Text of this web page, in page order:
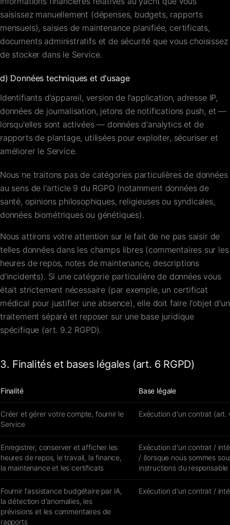
saisissez manuellement (dépenses, budgets, rapports
mensuels), saisies de maintenance planifiée, certificats,
documents administratifs et de sécurité que vous choisissez
de stocker dans le Service.
d) Données techniques et d'usage
Identifiants d'appareil, version de l'application, adresse IP,
données de journalisation, jetons de notifications push, et —
lorsqu'elles sont activées — données d'analytics et de
rapports de plantage, utilisées pour exploiter, sécuriser et
améliorer le Service.
Nous ne traitons pas de catégories particulières de données
au sens de l'article 9 du RGPD (notamment données de
santé, opinions philosophiques, religieuses ou syndicales,
données biométriques ou génétiques).
Nous attirons votre attention sur le fait de ne pas saisir de
telles données dans les champs libres (commentaires sur les
heures de repos, notes de maintenance, descriptions
d'incidents). Si une catégorie particulière de données vous
était strictement nécessaire (par exemple, un certificat
médical pour justifier une absence), elle doit faire l'objet d'un
traitement séparé et reposer sur une base juridique
spécifique (art. 9.2 RGPD).
3. Finalités et bases légales (art. 6 RGPD)
Finalité Base légale
Créer et gérer votre compte, fournir le
Service
Exécution d'un contrat (art.
Enregistrer, conserver et afficher les
heures de repos, le travail, la finance,
la maintenance et les certificats
Exécution d'un contrat /
/ (lorsque nous sommes
instructions du responsable
Fournir l'assistance budgétaire par IA,
la détection d'anomalies, les
prévisions et les commentaires de
rapports
Exécution d'un contrat /